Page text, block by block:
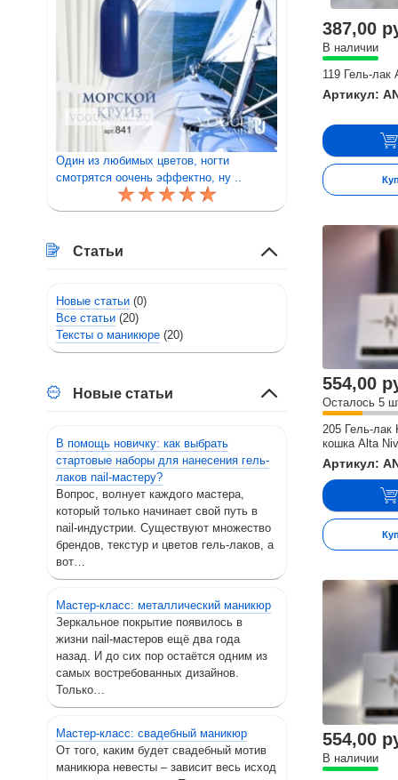
387,00
В наличии
119 Гель-
Артикул:
554,00
Осталось 5
205 Гель-лак
кошка Alta
Артикул:
554,00
В наличии
Один из любимых цветов, ногти
смотрятся оочень эффектно, ну ..
Статьи
Новые статьи (0)
Все статьи (20)
Тексты о маникюре (20)
Новые статьи
В помощь новичку: как выбрать
стартовые наборы для нанесения гель-
лаков nail-мастеру?
Вопрос, волнует каждого мастера,
который только начинает свой путь в
nail-индустрии. Существуют множество
брендов, текстур и цветов гель-лаков, а
вот…
Мастер-класс: металлический маникюр
Зеркальное покрытие появилось в
жизни nail-мастеров ещё два года
назад. И до сих пор остаётся одним из
самых востребованных дизайнов.
Только…
Мастер-класс: свадебный маникюр
От того, каким будет свадебный мотив
маникюра невесты – зависит весь исход